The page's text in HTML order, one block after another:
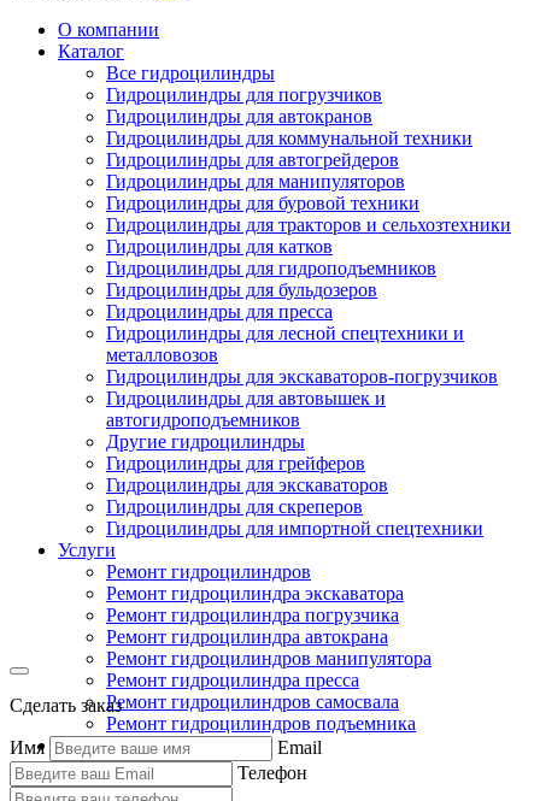
О компании
Каталог
Все гидроцилиндры
Гидроцилиндры для погрузчиков
Гидроцилиндры для автокранов
Гидроцилиндры для коммунальной техники
Гидроцилиндры для автогрейдеров
Гидроцилиндры для манипуляторов
Гидроцилиндры для буровой техники
Гидроцилиндры для тракторов и сельхозтехники
Гидроцилиндры для катков
Гидроцилиндры для гидроподъемников
Гидроцилиндры для бульдозеров
Гидроцилиндры для пресса
Гидроцилиндры для лесной спецтехники и
металловозов
Гидроцилиндры для экскаваторов-погрузчиков
Гидроцилиндры для автовышек и
автогидроподъемников
Другие гидроцилиндры
Гидроцилиндры для грейферов
Гидроцилиндры для экскаваторов
Гидроцилиндры для скреперов
Гидроцилиндры для импортной спецтехники
Услуги
Ремонт гидроцилиндров
Ремонт гидроцилиндра экскаватора
Ремонт гидроцилиндра погрузчика
Ремонт гидроцилиндра автокрана
Ремонт гидроцилиндров манипулятора
Ремонт гидроцилиндра пресса
Ремонт гидроцилиндров самосвала
Ремонт гидроцилиндров подъемника
Производство
Клиентам
Контакты
Сделать заказ
Имя
Email
Телефон